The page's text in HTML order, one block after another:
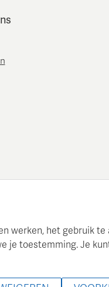
© 2022 - 2026
werken, het gebruik
je toestemming. Je